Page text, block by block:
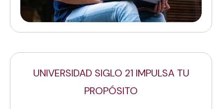
UNIVERSIDAD SIGLO 21 IMPULSA TU
PROPÓSITO